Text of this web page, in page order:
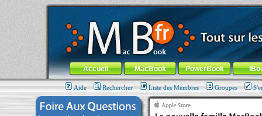
MacBook-fr.com : 100% Apple... 100% nomade !
Aller au contenu-Aller au menu général-Aller au menu de
Menu général
Accueil MacBook PowerBook
Aide Rechercher Liste des Membres Groupes